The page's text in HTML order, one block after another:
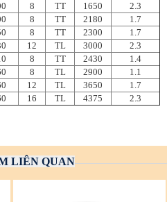
8 TT 1650
2.3
8 TT 2180
1.7
8 TT 2300
1.7
12 TL 3000
2.3
8 TT 2430
1.4
8 TL 2900
1.1
12 TL 3650
1.7
16 TL 4375 2.3
LIÊN QUAN